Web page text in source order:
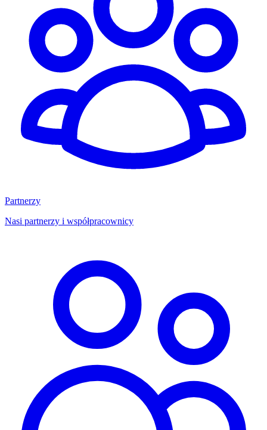
Partnerzy
Nasi partnerzy i współpracownicy